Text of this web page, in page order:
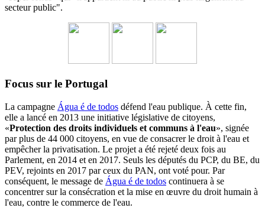
secteur public".
Focus sur le Portugal
La campagne Água é de todos défend l'eau publique. À cette fin,
elle a lancé en 2013 une initiative législative de citoyens,
«Protection des droits individuels et communs à l'eau», signée
par plus de 44 000 citoyens, en vue de consacrer le droit à l'eau et
empêcher la privatisation. Le projet a été rejeté deux fois au
Parlement, en 2014 et en 2017. Seuls les députés du PCP, du BE, du
PEV, rejoints en 2017 par ceux du PAN, ont voté pour. Par
conséquent, le message de Água é de todos continuera à se
concentrer sur la consécration et la mise en œuvre du droit humain à
l'eau, contre le commerce de l'eau.